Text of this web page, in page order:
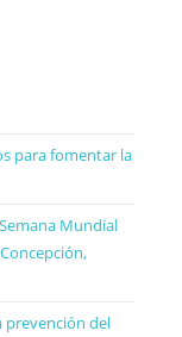
para fomentar la
Mundial
prevención del